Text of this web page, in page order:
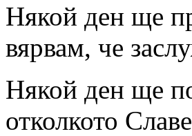
Някой ден ще
вярвам, че
Някой ден ще
отколкото